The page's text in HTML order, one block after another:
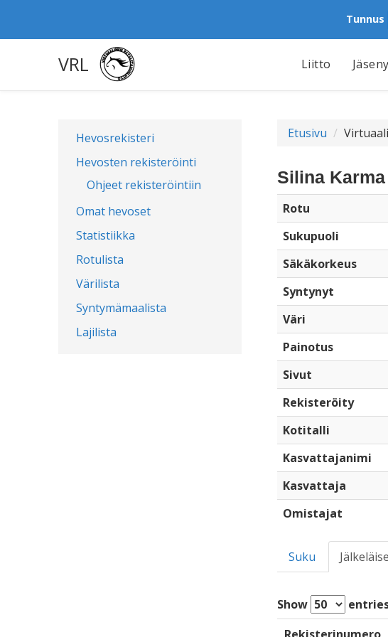
Tunnus
VRL Liitto
Hevosrekisteri
Hevosten rekisteröinti
Ohjeet rekisteröintiin
Omat hevoset
Statistiikka
Rotulista
Värilista
Syntymämaalista
Lajilista
Etusivu
Silina Karma
Rotu
Sukupuoli
Säkäkorkeus
Syntynyt
Väri
Painotus
Sivut
Rekisteröity
Kotitalli
Kasvattajanimi
Kasvattaja
Omistajat
Suku
Show